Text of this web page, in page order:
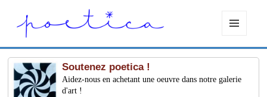
ET
WIDGETS
Soutenez poetica !
Aidez-nous en achetant une oeuvre dans notre galerie
d'art !